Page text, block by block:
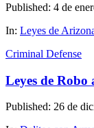
Published: 4 de
In: Leyes de
Criminal Defense
Leyes de
Published: 26 de